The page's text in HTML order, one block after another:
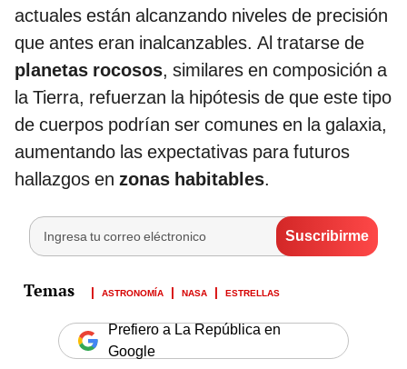
actuales están alcanzando niveles de precisión
que antes eran inalcanzables. Al tratarse de
planetas rocosos, similares en composición a
la Tierra, refuerzan la hipótesis de que este tipo
de cuerpos podrían ser comunes en la galaxia,
aumentando las expectativas para futuros
hallazgos en zonas habitables.
ASTRONOMÍA NASA ESTRELLAS
Prefiero a La República en
Google